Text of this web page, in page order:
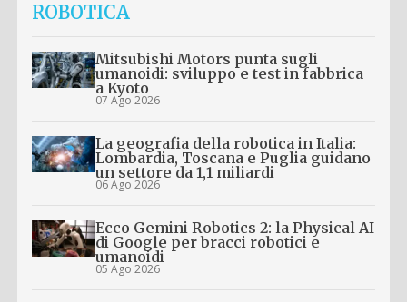
ROBOTICA
Mitsubishi Motors punta sugli
umanoidi: sviluppo e test in fabbrica
a Kyoto
07 Ago 2026
La geografia della robotica in Italia:
Lombardia, Toscana e Puglia guidano
un settore da 1,1 miliardi
06 Ago 2026
Ecco Gemini Robotics 2: la Physical AI
di Google per bracci robotici e
umanoidi
05 Ago 2026